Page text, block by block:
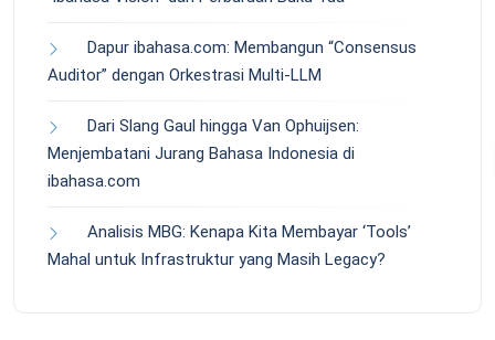
Dapur ibahasa.com: Membangun “Consensus
Auditor” dengan Orkestrasi Multi-LLM
Dari Slang Gaul hingga Van Ophuijsen:
Menjembatani Jurang Bahasa Indonesia di
ibahasa.com
Analisis MBG: Kenapa Kita Membayar ‘Tools’
Mahal untuk Infrastruktur yang Masih Legacy?